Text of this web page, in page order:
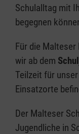
Schulalltag mit
begegnen
Für die
wir ab dem
Teilzeit für
Einsatzorte
Der Malteser
Jugendliche in